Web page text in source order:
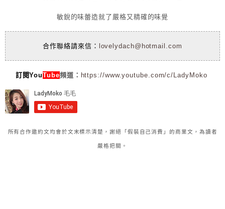
敏銳的味蕾造就了嚴格又精確的味覺
合作聯絡請來信： lovelydach@hotmail.com
訂閱YouTube頻道： https://www.youtube.com/c/LadyMoko
所有合作邀約文均會於文末標示清楚，謝絕「假裝自己消費」的商業文，為讀者
嚴格把關。